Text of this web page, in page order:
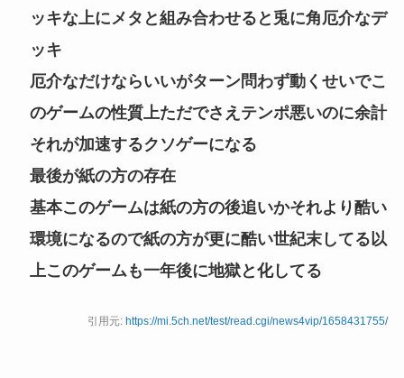
ッキな上にメタと組み合わせると兎に角厄介なデ
ッキ
厄介なだけならいいがターン問わず動くせいでこ
のゲームの性質上ただでさえテンポ悪いのに余計
それが加速するクソゲーになる
最後が紙の方の存在
基本このゲームは紙の方の後追いかそれより酷い
環境になるので紙の方が更に酷い世紀末してる以
上このゲームも一年後に地獄と化してる
引用元: https://mi.5ch.net/test/read.cgi/news4vip/1658431755/